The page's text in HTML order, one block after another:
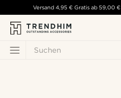
Suchen
Versand 4,95 € Gratis ab59,00 €